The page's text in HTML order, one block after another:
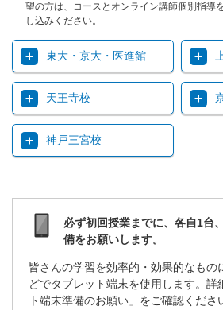
望の方は、コースとオンライン講師個別指導
し込みください。
東大・京大・医進館
天王寺校
神戸三宮校
必ず初回授業までに、各自1台
備をお願いします。
皆さんの学習を効率的・効果的なもの
どでタブレット端末を使用します。詳
ト端末準備のお願い」をご確認くださ